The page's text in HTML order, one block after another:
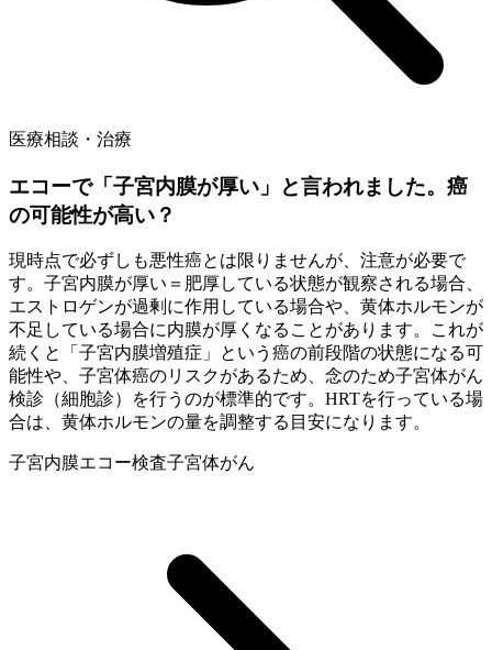
医療相談・治療
エコーで「子宮内膜が厚い」と言われました。癌
の可能性が高い？
現時点で必ずしも悪性癌とは限りませんが、注意が必要で
す。子宮内膜が厚い＝肥厚している状態が観察される場合、
エストロゲンが過剰に作用している場合や、黄体ホルモンが
不足している場合に内膜が厚くなることがあります。これが
続くと「子宮内膜増殖症」という癌の前段階の状態になる可
能性や、子宮体癌のリスクがあるため、念のため子宮体がん
検診（細胞診）を行うのが標準的です。HRTを行っている場
合は、黄体ホルモンの量を調整する目安になります。
子宮内膜エコー検査子宮体がん